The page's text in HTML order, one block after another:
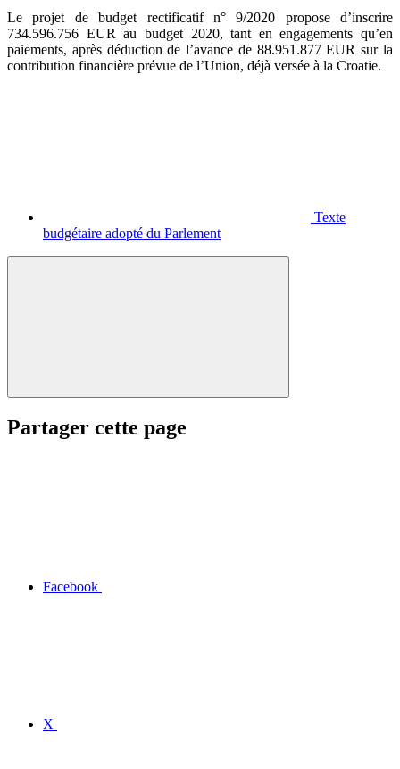
Le projet de budget rectificatif n° 9/2020 propose d’inscrire
734.596.756 EUR au budget 2020, tant en engagements qu’en
paiements, après déduction de l’avance de 88.951.877 EUR sur la
contribution financière prévue de l’Union, déjà versée à la Croatie.
Texte
budgétaire adopté du Parlement
Partager cette page
Facebook
X